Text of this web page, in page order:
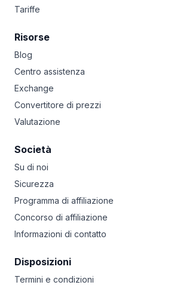
Tariffe
Risorse
Blog
Centro assistenza
Exchange
Convertitore di prezzi
Valutazione
Società
Su di noi
Sicurezza
Programma di affiliazione
Concorso di affiliazione
Informazioni di contatto
Disposizioni
Termini e condizioni